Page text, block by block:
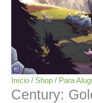
Início / Shop / Para
Century: